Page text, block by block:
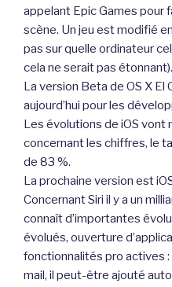
appelant Epic Games pour
scène. Un jeu est modifié
pas sur quelle ordinateur
cela ne serait pas étonnant).
La version Beta de OS X
aujourd’hui pour les
Les évolutions de iOS vont
concernant les chiffres, le
de 83 %.
La prochaine version est
Concernant Siri il y a un
connaît d’importantes
évolués, ouverture
fonctionnalités pro actives
mail, il peut-être ajouté